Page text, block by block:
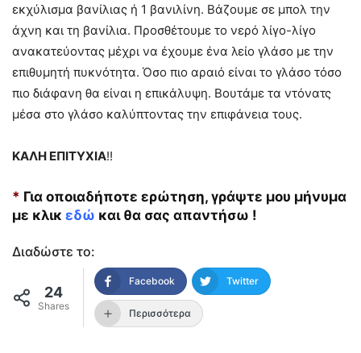
εκχύλισμα βανίλιας ή 1 βανιλίνη. Βάζουμε σε μπολ την
άχνη και τη βανίλια. Προσθέτουμε το νερό λίγο-λίγο
ανακατεύοντας μέχρι να έχουμε ένα λείο γλάσο με την
επιθυμητή πυκνότητα. Όσο πιο αραιό είναι το γλάσο τόσο
πιο διάφανη θα είναι η επικάλυψη. Βουτάμε τα ντόνατς
μέσα στο γλάσο καλύπτοντας την επιφάνεια τους.
ΚΑΛΗ ΕΠΙΤΥΧΙΑ!!
* Για οποιαδήποτε ερώτηση, γράψτε μου μήνυμα
με κλικ εδώ και θα σας απαντήσω !
Διαδώστε το:
24
Shares
Facebook Twitter
Περισσότερα